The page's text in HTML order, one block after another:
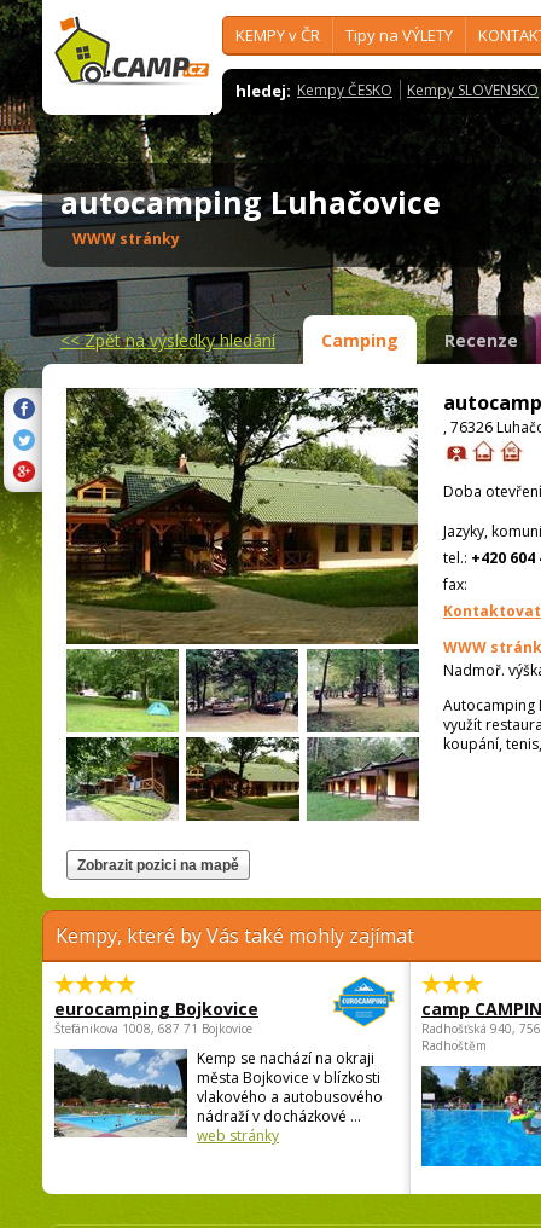
KEMPY v ČR Tipy na VÝLETY
hledej: Kempy ČESKO Kempy SLOVENSKO
autocamping Luhačovice
WWW stránky
<<Zpět na výsledky hledání Camping Recenze
, 76326
Doba
Jazyky,
tel.: +420 604
fax:
WWW
Nadmoř.
Autocamping
využít
koupání,
Kempy, které by Vás také mohly zajímat
eurocamping Bojkovice
Štefánikova 1008, 687 71 Bojkovice
Kemp se nachází na okraji
města Bojkovice v blízkosti
vlakového a autobusového
nádraží v docházkové ...
web stránky
camp
Radhošťská 940,
Radhoštěm